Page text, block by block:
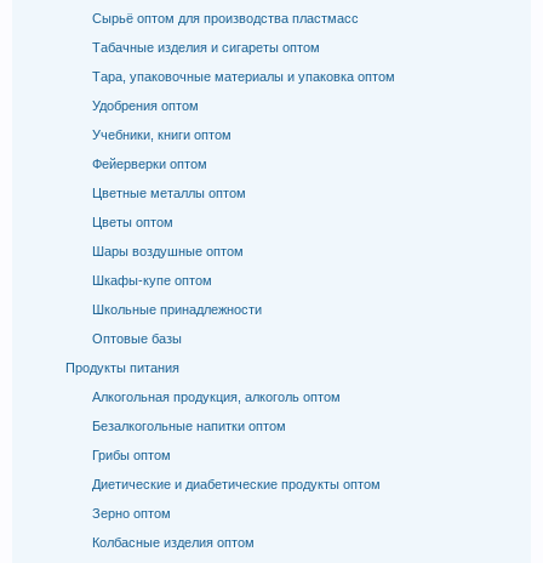
Сырьё оптом для производства пластмасс
Табачные изделия и сигареты оптом
Тара, упаковочные материалы и упаковка оптом
Удобрения оптом
Учебники, книги оптом
Фейерверки оптом
Цветные металлы оптом
Цветы оптом
Шары воздушные оптом
Шкафы-купе оптом
Школьные принадлежности
Оптовые базы
Продукты питания
Алкогольная продукция, алкоголь оптом
Безалкогольные напитки оптом
Грибы оптом
Диетические и диабетические продукты оптом
Зерно оптом
Колбасные изделия оптом